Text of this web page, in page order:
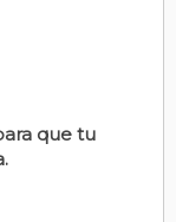
que tu